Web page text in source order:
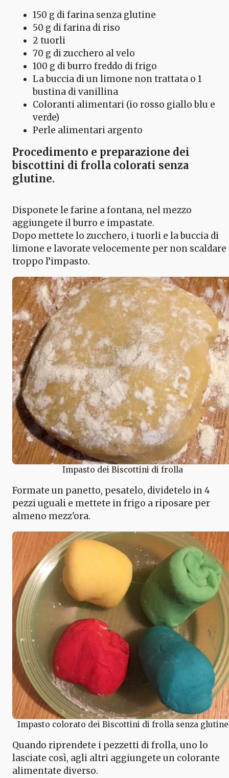
150 g di farina senza glutine
50 g di farina di riso
2 tuorli
70 g di zucchero al velo
100 g di burro freddo di frigo
La buccia di un limone non trattata o 1
bustina di vanillina
Coloranti alimentari (io rosso giallo blu e
verde)
Perle alimentari argento
Procedimento e preparazione dei
biscottini di frolla colorati senza
glutine.
Disponete le farine a fontana, nel mezzo
aggiungete il burro e impastate.
Dopo mettete lo zucchero, i tuorli e la buccia di
limone e lavorate velocemente per non scaldare
troppo l’impasto.
Impasto dei Biscottini di frolla
Formate un panetto, pesatelo, dividetelo in 4
pezzi uguali e mettete in frigo a riposare per
almeno mezz'ora.
Impasto colorato dei Biscottini di frolla senza glutine
Quando riprendete i pezzetti di frolla, uno lo
lasciate così, agli altri aggiungete un colorante
alimentate diverso.